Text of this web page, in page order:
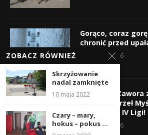
Gorąco, coraz
chronić przed
4 sierpnia 2026
Krzysztof Zawora
wzmocni Orzeł
nazwisko z IV Ligi!
3 sierpnia 2026
ZOBACZ RÓWNIEŻ
Skrzyżowanie
nadal zamknięte
10 maja 2022
Czary – mary,
hokus – pokus …